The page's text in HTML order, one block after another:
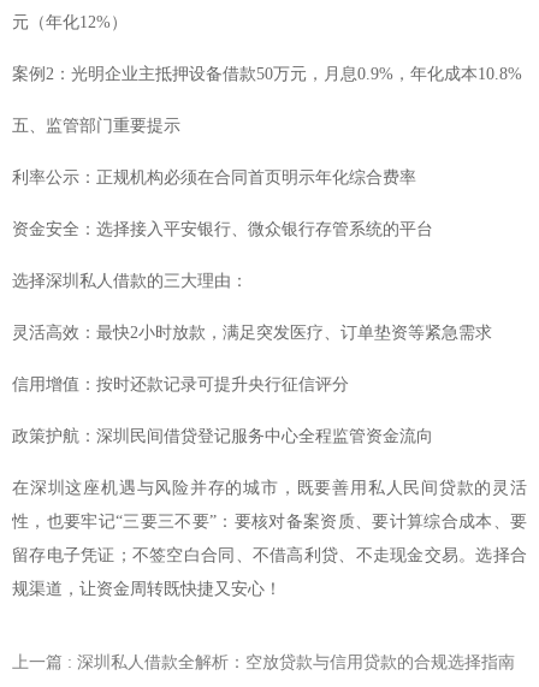
元（年化12%）
案例2：光明企业主抵押设备借款50万元，月息0.9%，年化成本10.8%
五、监管部门重要提示
利率公示：正规机构必须在合同首页明示年化综合费率
资金安全：选择接入平安银行、微众银行存管系统的平台
选择深圳私人借款的三大理由：
灵活高效：最快2小时放款，满足突发医疗、订单垫资等紧急需求
信用增值：按时还款记录可提升央行征信评分
政策护航：深圳民间借贷登记服务中心全程监管资金流向
在深圳这座机遇与风险并存的城市，既要善用私人民间贷款的灵活
性，也要牢记“三要三不要”：要核对备案资质、要计算综合成本、要
留存电子凭证；不签空白合同、不借高利贷、不走现金交易。选择合
规渠道，让资金周转既快捷又安心！
上一篇 : 深圳私人借款全解析：空放贷款与信用贷款的合规选择指南